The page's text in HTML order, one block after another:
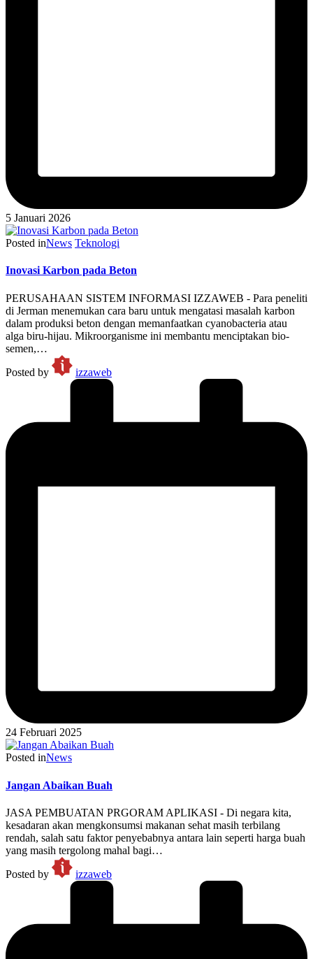
5 Januari 2026
Posted inNews Teknologi
Inovasi Karbon pada Beton
PERUSAHAAN SISTEM INFORMASI IZZAWEB - Para peneliti
di Jerman menemukan cara baru untuk mengatasi masalah karbon
dalam produksi beton dengan memanfaatkan cyanobacteria atau
alga biru-hijau. Mikroorganisme ini membantu menciptakan bio-
semen,…
Posted by
izzaweb
24 Februari 2025
Posted inNews
Jangan Abaikan Buah
JASA PEMBUATAN PRGORAM APLIKASI - Di negara kita,
kesadaran akan mengkonsumsi makanan sehat masih terbilang
rendah, salah satu faktor penyebabnya antara lain seperti harga buah
yang masih tergolong mahal bagi…
Posted by
izzaweb